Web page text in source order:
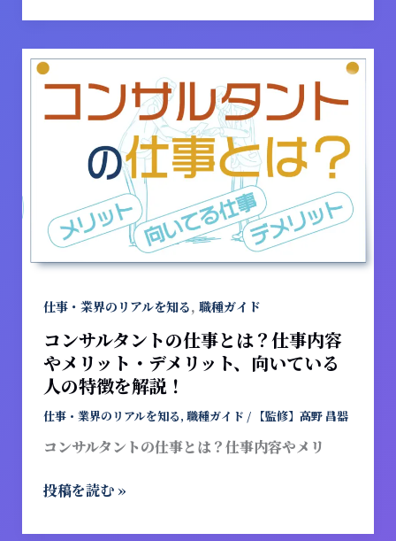
て
い
人
解
説！
仕事・業界のリアルを知る, 職種ガイド
コンサルタントの仕事とは？仕事内容
やメリット・デメリット、向いている
人の特徴を解説！
仕事・業界のリアルを知る, 職種ガイド / 【監修】高野 昌器
コンサルタントの仕事とは？仕事内容やメリ
コ
ン
ル
の
仕
事
は？
事
内
容
や
リ
ッ
ト・
投稿を読む »